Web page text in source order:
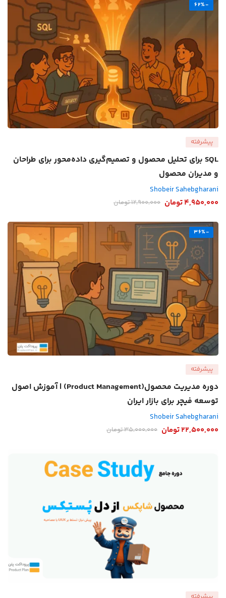
-62%
پیشرفته
SQL برای تحلیل محصول و تصمیم‌گیری داده‌محور برای طراحان
و مدیران محصول
Shobeir Sahebgharani
4,950,000تومان 12,900,000تومان
-36%
پیشرفته
دوره مدیریت محصول(Product Management) | آموزش اصول
توسعه فیچر برای بازار ایران
Shobeir Sahebgharani
22,500,000تومان 35,000,000تومان